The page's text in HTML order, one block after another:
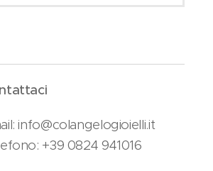
info@colangelogioielli.it
+39 0824 941016